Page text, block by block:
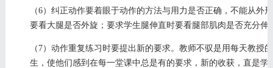
（6）纠正动作要着眼于动作的方法与用力是否正确，不能从外
要看大腿是否外旋；要求学生腿伸直时要看腿部肌肉是否充分
（7）动作重复练习时要提出新的要求。教师不驭是用每天教
生，使他们感到在每一堂课中总是有的要求，新的收获，直是